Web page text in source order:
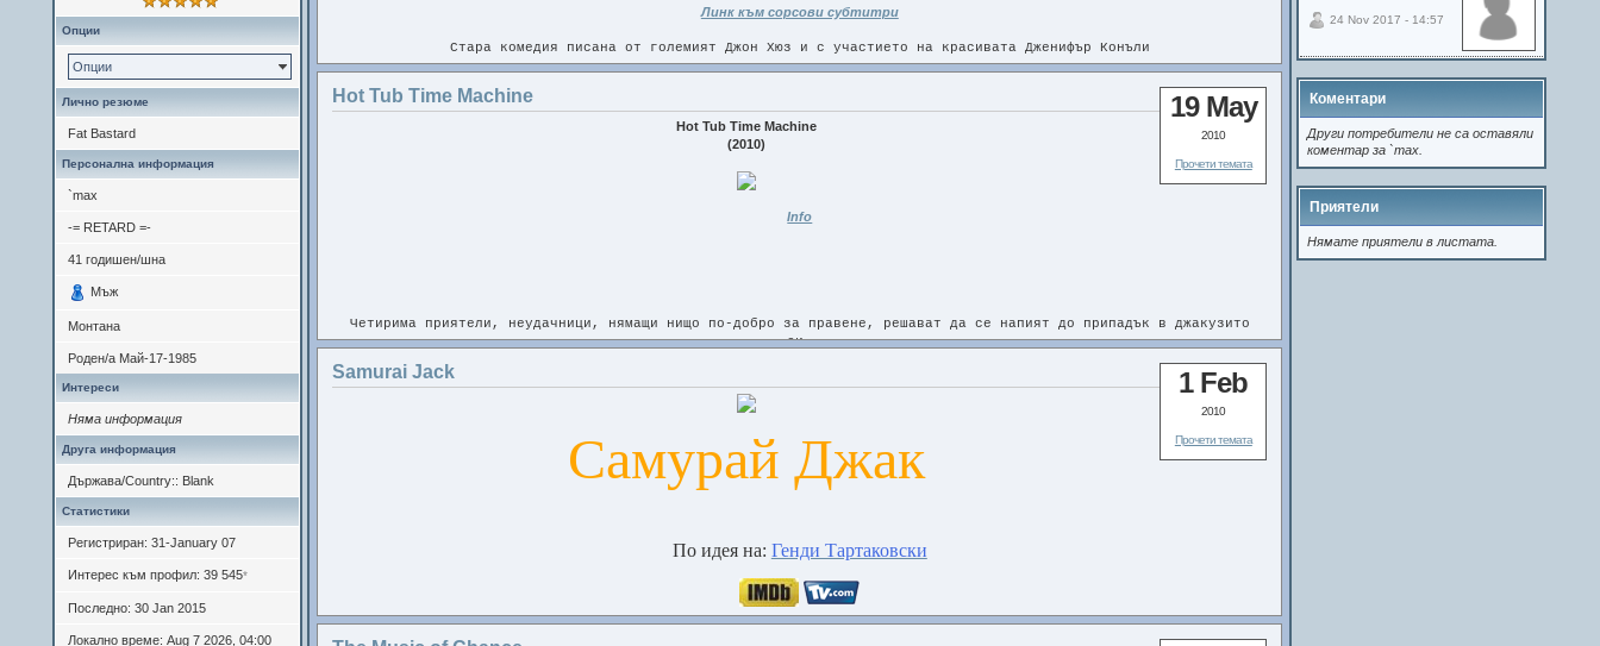
Опции
Опции
Лично резюме
Fat Bastard
Персонална информация
`max
-= RETARD =-
41 годишен/шна
Мъж
Монтана
Роден/а Май-17-1985
Интереси
Няма информация
Друга информация
Държава/Country:: Blank
Статистики
Регистриран: 31-January 07
Интерес към профил: 39 545*
Последно: 30 Jan 2015
Локално време: Aug 7 2026, 04:00
Линк към сорсови субтитри
Стара комедия писана от големият Джон Хюз и с участието на красивата Дженифър Конъли
Подхванал съм го. 500 от ~900 реплики са преведени. Предполагам, че началото на седмицата ще ги имаш. Може и по-рано де. Зависи колко ще ми е
19 May
2010
Прочети темата
Hot Tub Time Machine
Hot Tub Time Machine
(2010)
Info
Четирима приятели, неудачници, нямащи нищо по-добро за правене, решават да се напият до припадък в джакузито
си.
Хората около тях са облечени по-различно, Майкъл Джексън е черен, а годината е 1986 – перфектната възможност,
да подобрят бъдещето си.
Video Information
Framerate.......: 29.970 Fps
Aspect.Ratio....: 1.900
Audio Information
1 Feb
2010
Прочети темата
Samurai Jack
Самурай Джак
По идея на: Генди Тартаковски
24 Nov 2017 - 14:57
Коментари
Други потребители не са оставяли
коментар за `max.
Приятели
Нямате приятели в листата.